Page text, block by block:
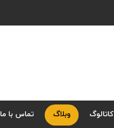
کاتالوگ وبلاگ تماس با ما